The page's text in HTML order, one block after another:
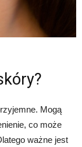
Mogą
co może
ważne jest